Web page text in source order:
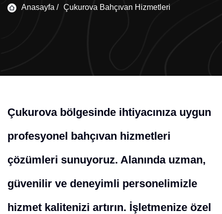
Anasayfa / Çukurova Bahçıvan Hizmetleri
Çukurova bölgesinde ihtiyacınıza uygun
profesyonel bahçıvan hizmetleri
çözümleri sunuyoruz. Alanında uzman,
güvenilir ve deneyimli personelimizle
hizmet kalitenizi artırın. İşletmenize özel